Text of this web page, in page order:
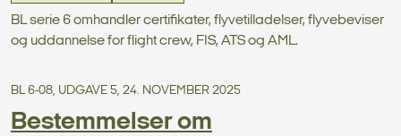
BL serie 6 omhandler certifikater, flyvetilladelser, flyvebeviser
og uddannelse for flight crew, FIS, ATS og AML.
BL 6-08, UDGAVE 5, 24. NOVEMBER 2025
Bestemmelser om